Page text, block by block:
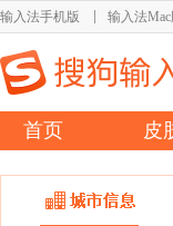
输入法手机版 输入法Mac
首页 皮